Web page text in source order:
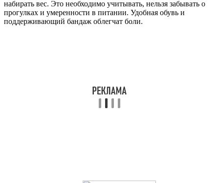
набирать вес. Это необходимо учитывать, нельзя забывать о
прогулках и умеренности в питании. Удобная обувь и
поддерживающий бандаж облегчат боли.